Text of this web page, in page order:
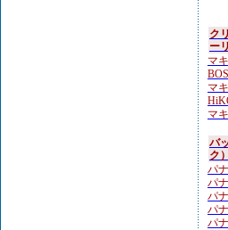
ク
ー
マ
マ
マ
バ
ク）
パ
パ
パ
パ
パ